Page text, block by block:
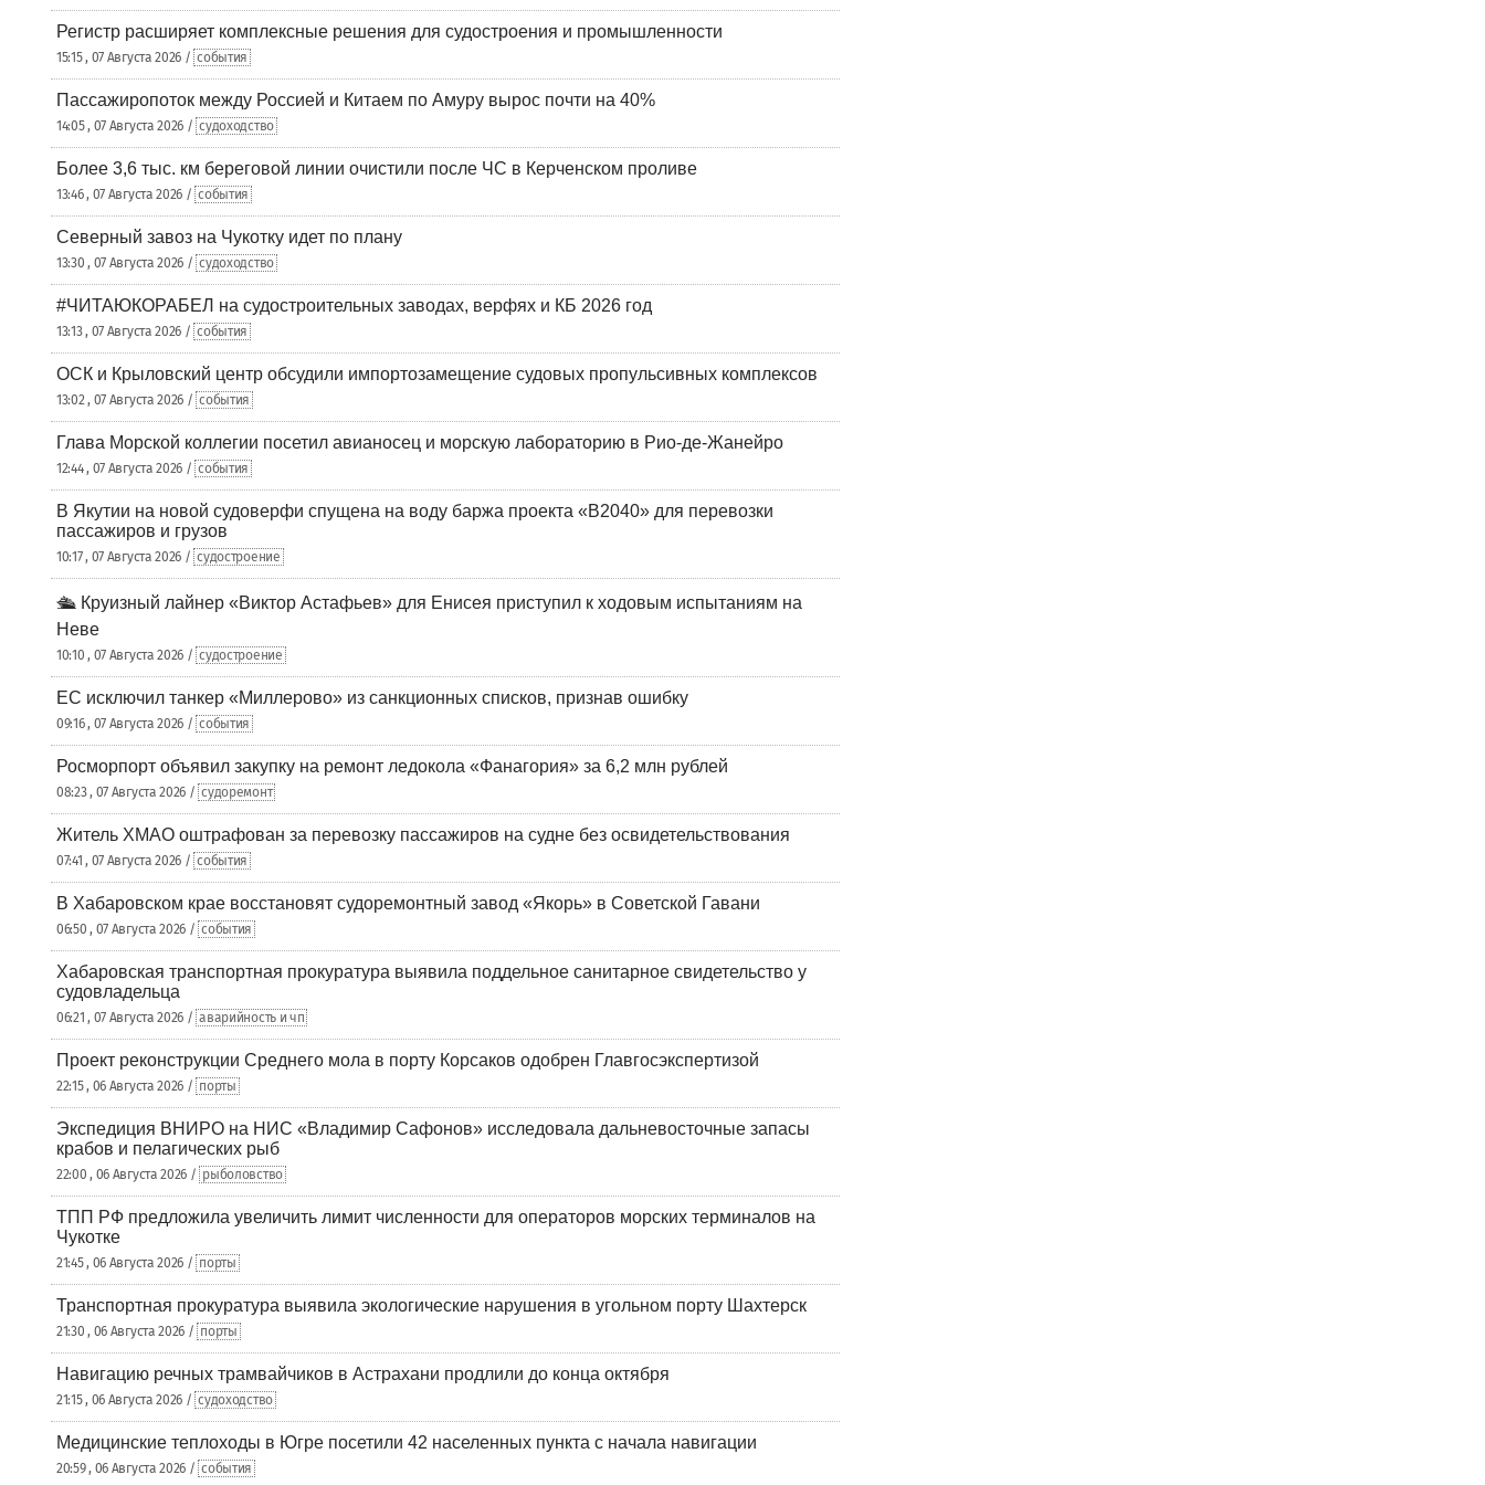
Регистр расширяет комплексные решения для судостроения и промышленности
15:15 , 07 Августа 2026 / события
Пассажиропоток между Россией и Китаем по Амуру вырос почти на 40%
14:05 , 07 Августа 2026 / судоходство
Более 3,6 тыс. км береговой линии очистили после ЧС в Керченском проливе
13:46 , 07 Августа 2026 / события
Северный завоз на Чукотку идет по плану
13:30 , 07 Августа 2026 / судоходство
#ЧИТАЮКОРАБЕЛ на судостроительных заводах, верфях и КБ 2026 год
13:13 , 07 Августа 2026 / события
ОСК и Крыловский центр обсудили импортозамещение судовых пропульсивных комплексов
13:02 , 07 Августа 2026 / события
Глава Морской коллегии посетил авианосец и морскую лабораторию в Рио-де-Жанейро
12:44 , 07 Августа 2026 / события
В Якутии на новой судоверфи спущена на воду баржа проекта «В2040» для перевозки
пассажиров и грузов
10:17 , 07 Августа 2026 / судостроение
🛳️ Круизный лайнер «Виктор Астафьев» для Енисея приступил к ходовым испытаниям на
Неве
10:10 , 07 Августа 2026 / судостроение
ЕС исключил танкер «Миллерово» из санкционных списков, признав ошибку
09:16 , 07 Августа 2026 / события
Росморпорт объявил закупку на ремонт ледокола «Фанагория» за 6,2 млн рублей
08:23 , 07 Августа 2026 / судоремонт
Житель ХМАО оштрафован за перевозку пассажиров на судне без освидетельствования
07:41 , 07 Августа 2026 / события
В Хабаровском крае восстановят судоремонтный завод «Якорь» в Советской Гавани
06:50 , 07 Августа 2026 / события
Хабаровская транспортная прокуратура выявила поддельное санитарное свидетельство у
судовладельца
06:21 , 07 Августа 2026 / аварийность и чп
Проект реконструкции Среднего мола в порту Корсаков одобрен Главгосэкспертизой
22:15 , 06 Августа 2026 / порты
Экспедиция ВНИРО на НИС «Владимир Сафонов» исследовала дальневосточные запасы
крабов и пелагических рыб
22:00 , 06 Августа 2026 / рыболовство
ТПП РФ предложила увеличить лимит численности для операторов морских терминалов на
Чукотке
21:45 , 06 Августа 2026 / порты
Транспортная прокуратура выявила экологические нарушения в угольном порту Шахтерск
21:30 , 06 Августа 2026 / порты
Навигацию речных трамвайчиков в Астрахани продлили до конца октября
21:15 , 06 Августа 2026 / судоходство
Медицинские теплоходы в Югре посетили 42 населенных пункта с начала навигации
20:59 , 06 Августа 2026 / события